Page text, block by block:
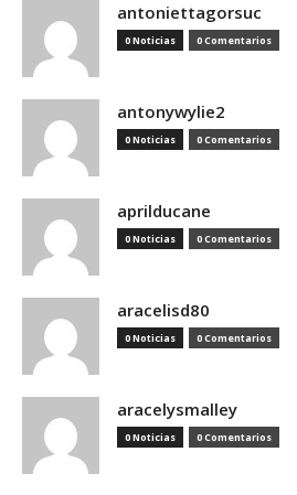
antoniettagorsuc
0 Noticias 0 Comentarios
antonywylie2
0 Noticias 0 Comentarios
aprilducane
0 Noticias 0 Comentarios
aracelisd80
0 Noticias 0 Comentarios
aracelysmalley
0 Noticias 0 Comentarios